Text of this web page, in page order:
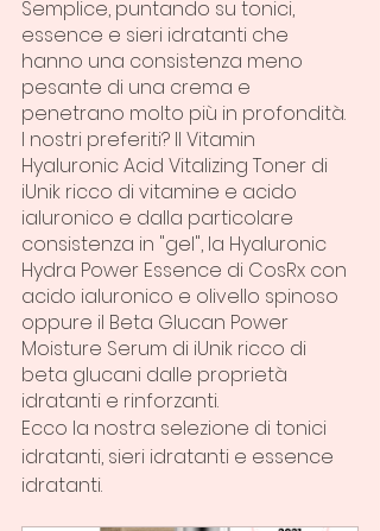
Semplice, puntando su tonici,
essence e sieri idratanti che
hanno una consistenza meno
pesante di una crema e
penetrano molto più in profondità.
I nostri preferiti? Il Vitamin
Hyaluronic Acid Vitalizing Toner di
iUnik ricco di vitamine e acido
ialuronico e dalla particolare
consistenza in "gel", la Hyaluronic
Hydra Power Essence di CosRx con
acido ialuronico e olivello spinoso
oppure il Beta Glucan Power
Moisture Serum di iUnik ricco di
beta glucani dalle proprietà
idratanti e rinforzanti.
Ecco la nostra selezione di tonici
idratanti, sieri idratanti e essence
idratanti.